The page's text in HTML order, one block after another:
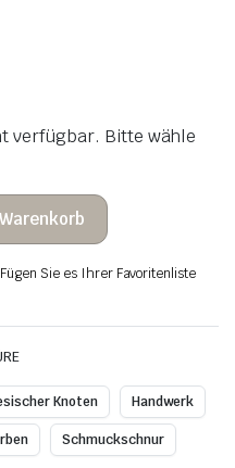
verfügbar. Bitte wähle
Sie es Ihrer Favoritenliste
Knoten Handwerk
Schmuckschnur